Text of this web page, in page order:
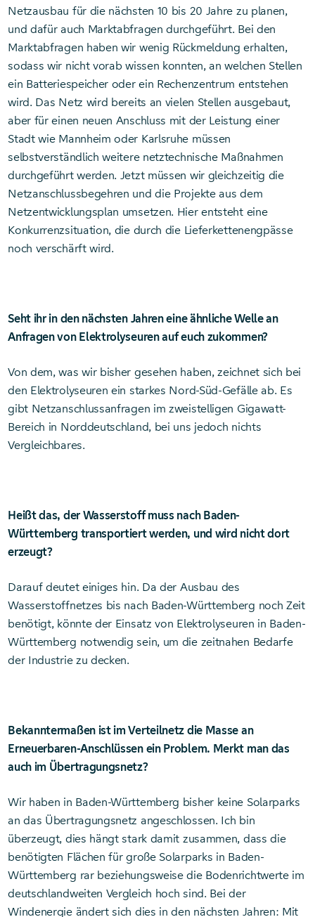
Netzausbau für die nächsten 10 bis 20 Jahre zu planen,
und dafür auch Marktabfragen durchgeführt. Bei den
Marktabfragen haben wir wenig Rückmeldung erhalten,
sodass wir nicht vorab wissen konnten, an welchen Stellen
ein Batteriespeicher oder ein Rechenzentrum entstehen
wird. Das Netz wird bereits an vielen Stellen ausgebaut,
aber für einen neuen Anschluss mit der Leistung einer
Stadt wie Mannheim oder Karlsruhe müssen
selbstverständlich weitere netztechnische Maßnahmen
durchgeführt werden. Jetzt müssen wir gleichzeitig die
Netzanschlussbegehren und die Projekte aus dem
Netzentwicklungsplan umsetzen. Hier entsteht eine
Konkurrenzsituation, die durch die Lieferkettenengpässe
noch verschärft wird.
Seht ihr in den nächsten Jahren eine ähnliche Welle an
Anfragen von Elektrolyseuren auf euch zukommen?
Von dem, was wir bisher gesehen haben, zeichnet sich bei
den Elektrolyseuren ein starkes Nord-Süd-Gefälle ab. Es
gibt Netzanschlussanfragen im zweistelligen Gigawatt-
Bereich in Norddeutschland, bei uns jedoch nichts
Vergleichbares.
Heißt das, der Wasserstoff muss nach Baden-
Württemberg transportiert werden, und wird nicht dort
erzeugt?
Darauf deutet einiges hin. Da der Ausbau des
Wasserstoffnetzes bis nach Baden-Württemberg noch Zeit
benötigt, könnte der Einsatz von Elektrolyseuren in Baden-
Württemberg notwendig sein, um die zeitnahen Bedarfe
der Industrie zu decken.
Bekanntermaßen ist im Verteilnetz die Masse an
Erneuerbaren-Anschlüssen ein Problem. Merkt man das
auch im Übertragungsnetz?
Wir haben in Baden-Württemberg bisher keine Solarparks
an das Übertragungsnetz angeschlossen. Ich bin
überzeugt, dies hängt stark damit zusammen, dass die
benötigten Flächen für große Solarparks in Baden-
Württemberg rar beziehungsweise die Bodenrichtwerte im
deutschlandweiten Vergleich hoch sind. Bei der
Windenergie ändert sich dies in den nächsten Jahren: Mit